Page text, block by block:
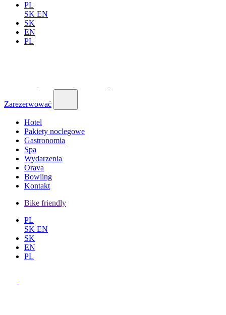
PL
SK EN
SK
EN
PL
Zarezerwować
Hotel
Pakiety noclegowe
Gastronomia
Spa
Wydarzenia
Orava
Bowling
Kontakt
Bike friendly
PL
SK EN
SK
EN
PL